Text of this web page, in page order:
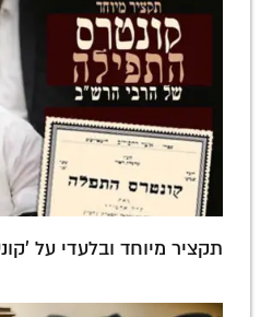
תקציר מיוחד ובלעדי על